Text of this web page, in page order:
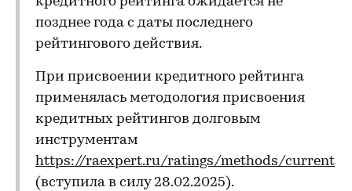
позднее года с даты последнего
рейтингового действия.
При присвоении кредитного рейтинга
применялась методология присвоения
кредитных рейтингов долговым
инструментам
https://raexpert.ru/ratings/methods/current
(вступила в силу 28.02.2025).